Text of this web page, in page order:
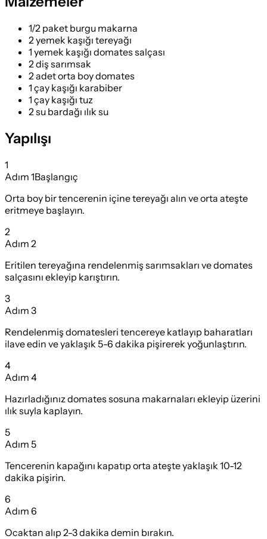
1/2 paket burgu makarna
2 yemek kaşığı tereyağı
1 yemek kaşığı domates salçası
2 diş sarımsak
2 adet orta boy domates
1 çay kaşığı karabiber
1 çay kaşığı tuz
2 su bardağı ılık su
Yapılışı
1
Adım 1Başlangıç
Orta boy bir tencerenin içine tereyağı alın ve orta ateşte
eritmeye başlayın.
2
Adım 2
Eritilen tereyağına rendelenmiş sarımsakları ve domates
salçasını ekleyip karıştırın.
3
Adım 3
Rendelenmiş domatesleri tencereye katlayıp baharatları
ilave edin ve yaklaşık 5-6 dakika pişirerek yoğunlaştırın.
4
Adım 4
Hazırladığınız domates sosuna makarnaları ekleyip üzerini
ılık suyla kaplayın.
5
Adım 5
Tencerenin kapağını kapatıp orta ateşte yaklaşık 10-12
dakika pişirin.
6
Adım 6
Ocaktan alıp 2-3 dakika demin bırakın.